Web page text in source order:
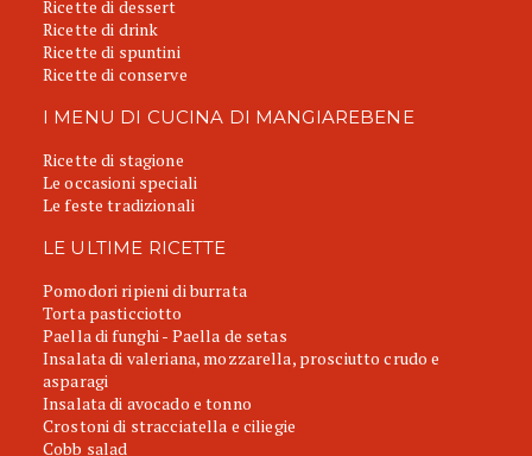
Ricette di dessert
Ricette di drink
Ricette di spuntini
Ricette di conserve
I MENU DI CUCINA DI MANGIAREBENE
Ricette di stagione
Le occasioni speciali
Le feste tradizionali
LE ULTIME RICETTE
Pomodori ripieni di burrata
Torta pasticciotto
Paella di funghi - Paella de setas
Insalata di valeriana, mozzarella, prosciutto crudo e
asparagi
Insalata di avocado e tonno
Crostoni di stracciatella e ciliegie
Cobb salad